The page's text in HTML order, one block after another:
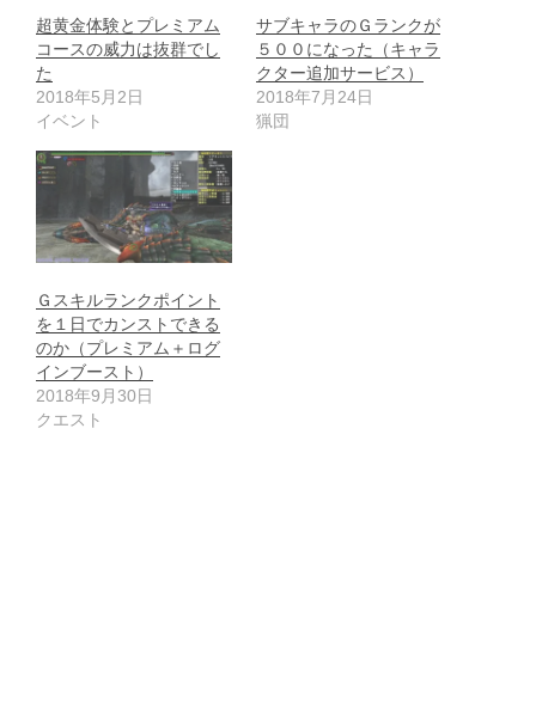
超黄金体験とプレミアム
コースの威力は抜群でし
た
2018年5月2日
イベント
サブキャラのＧランクが
５００になった（キャラ
クター追加サービス）
2018年7月24日
猟団
Ｇスキルランクポイント
を１日でカンストできる
のか（プレミアム＋ログ
インブースト）
2018年9月30日
クエスト